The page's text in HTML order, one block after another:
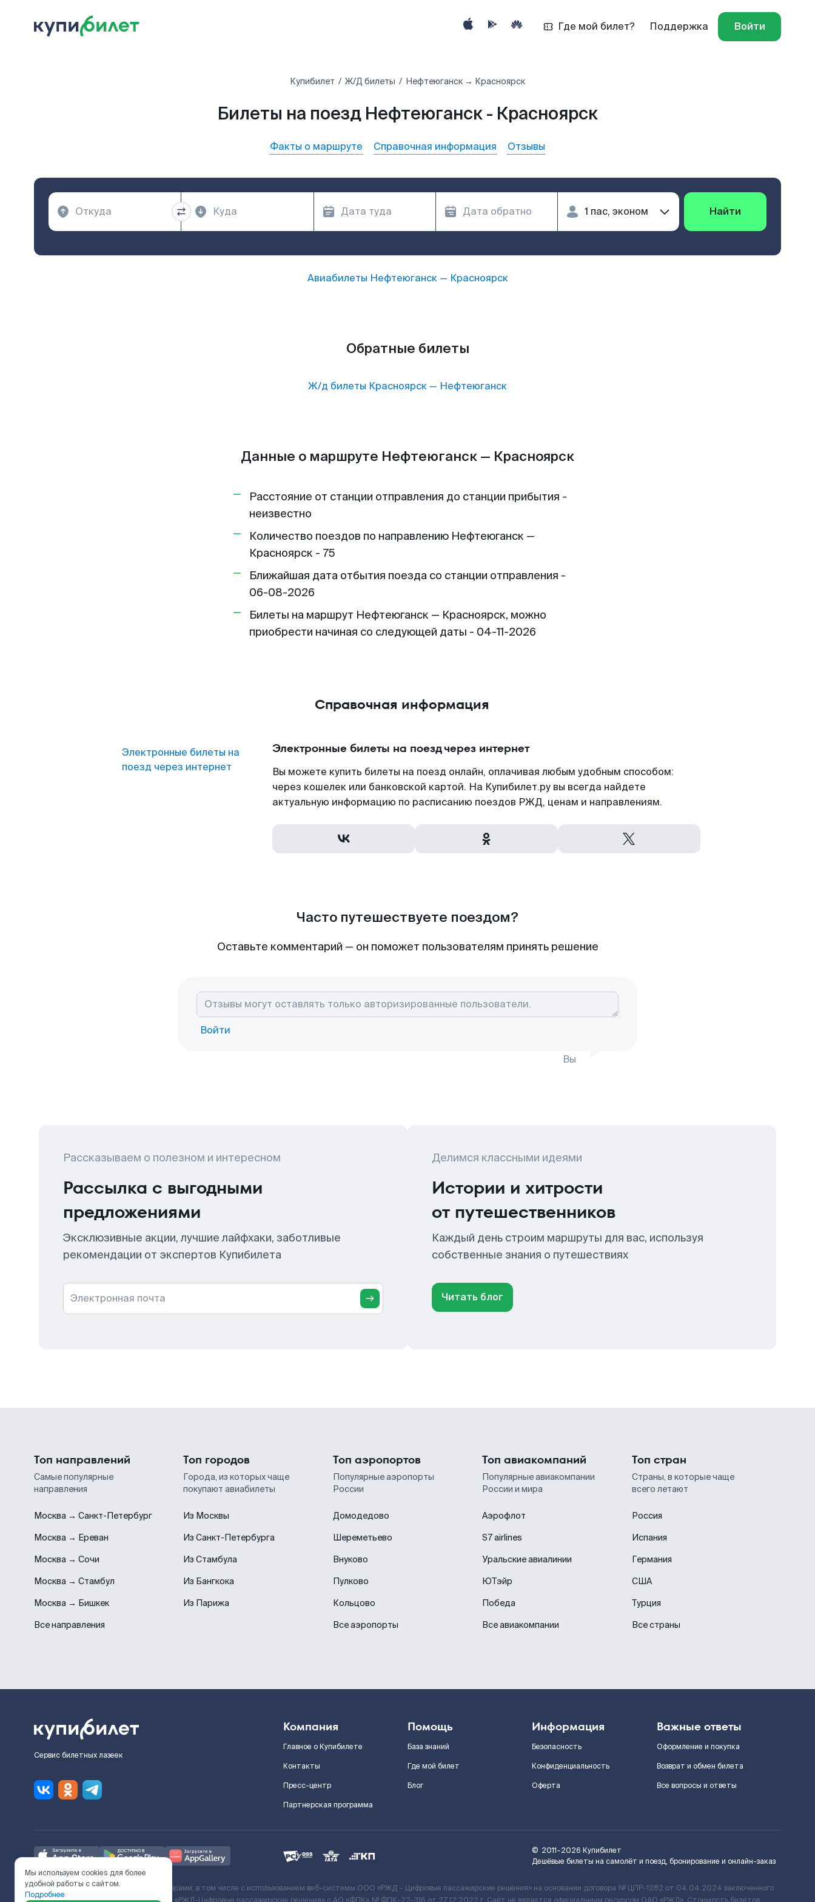
Где мой билет? Поддержка Войти
Купибилет Ж/Д билеты Нефтеюганск → Красноярск
Билеты на поезд Нефтеюганск - Красноярск
Факты о маршруте Справочная информация Отзывы
Найти
Авиабилеты Нефтеюганск— Красноярск
Обратные билеты
Ж/д билеты Красноярск — Нефтеюганск
Данные о маршруте Нефтеюганск — Красноярск
Расстояние от станции отправления до станции прибытия -
неизвестно
Количество поездов по направлению Нефтеюганск —
Красноярск - 75
Ближайшая дата отбытия поезда со станции отправления -
06-08-2026
Билеты на маршрут Нефтеюганск — Красноярск, можно
приобрести начиная со следующей даты - 04-11-2026
Справочная информация
Электронные билеты на
поезд через интернет
Электронные билеты на поезд через интернет
Вы можете купить билеты на поезд онлайн, оплачивая любым удобным способом:
через кошелек или банковской картой. На Купибилет.ру вы всегда найдете
актуальную информацию по расписанию поездов РЖД, ценам и направлениям.
Часто путешествуете поездом?
Оставьте комментарий — он поможет пользователям принять решение
Войти
Вы
Рассказываем о полезном и интересном
Рассылка с выгодными
предложениями
Эксклюзивные акции, лучшие лайфхаки, заботливые
рекомендации от экспертов Купибилета
Электронная почта
Делимся классными идеями
Истории и хитрости
от путешественников
Каждый день строим маршруты для вас, используя
собственные знания о путешествиях
Читать блог
Топ направлений
Самые популярные
направления
Москва → Санкт-Петербург
Москва → Ереван
Москва → Сочи
Москва → Стамбул
Москва → Бишкек
Все направления
Топ городов
Города, из которых чаще
покупают авиабилеты
Из Москвы
Из Санкт-Петербурга
Из Стамбула
Из Бангкока
Из Парижа
Топ аэропортов
Популярные аэропорты
России
Домодедово
Шереметьево
Внуково
Пулково
Кольцово
Все аэропорты
Топ авиакомпаний
Популярные авиакомпании
России и мира
Аэрофлот
S7 airlines
Уральские авиалинии
ЮТэйр
Победа
Все авиакомпании
Топ стран
Страны, в которые чаще
всего летают
Россия
Испания
Германия
США
Турция
Все страны
Сервис билетных лазеек
Компания
Главное о Купибилете
Контакты
Пресс-центр
Партнерская программа
Помощь
База знаний
Где мой билет
Блог
Информация
Безопасность
Конфиденциальность
Оферта
Важные ответы
Оформление и покупка
Возврат и обмен билета
Все вопросы и ответы
© 2011–2026 Купибилет
Дешёвые билеты на самолёт и поезд, бронирование и онлайн-заказ
Ж/Д билеты предоставляются партнёрами, в том числе с использованием веб-системы ООО «РЖД – Цифровые пассажирские решения» на основании договора № ЦПР-1282 от 04.04.2024 заключенного
Мы используем cookies для более
удобной работы с сайтом.
Подробнее